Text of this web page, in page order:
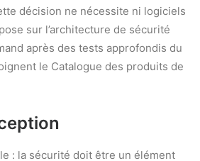
décision ne nécessite ni logiciels
sur l’architecture de sécurité
après des tests approfondis du
le Catalogue des produits de
: la sécurité doit être un élément